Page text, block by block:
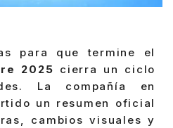
para que termine el
2025 cierra un ciclo
La compañía en
un resumen oficial
cambios visuales y